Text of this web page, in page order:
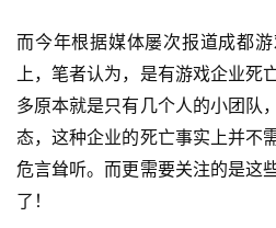
游
戏
业
界
手
机
而今年根据媒体屡次报道成都
上，笔者认为，是有游戏企业死
多原本就是只有几个人的小团队
态，这种企业的死亡事实上并不
危言耸听。而更需要关注的是这
了！